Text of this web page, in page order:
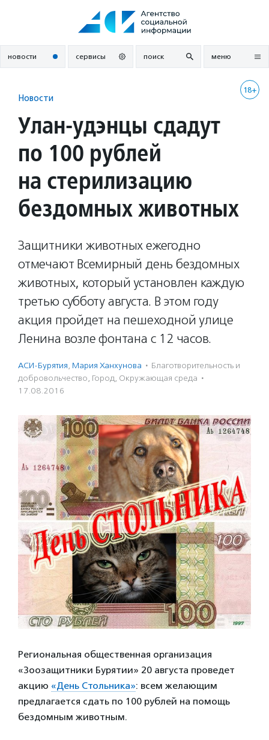
новости сервисы поиск меню
18+
Новости
Улан-удэнцы сдадут
по 100 рублей
на стерилизацию
бездомных животных
Защитники животных ежегодно
отмечают Всемирный день бездомных
животных, который установлен каждую
третью субботу августа. В этом году
акция пройдет на пешеходной улице
Ленина возле фонтана с 12 часов.
АСИ-Бурятия, Мария Ханхунова · Благотвори­тель­ность и
доброволь­чест­во, Город, Окружающая среда ·
17.08.2016
Региональная общественная организация
«Зоозащитники Бурятии» 20 августа проведет
акцию «День Стольника»: всем желающим
предлагается сдать по 100 рублей на помощь
бездомным животным.